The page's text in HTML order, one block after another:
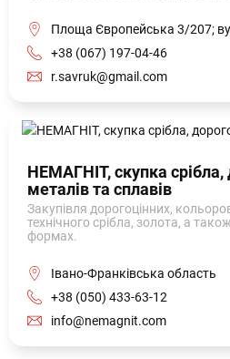
Площа Європейська 3/207;
+38 (067) 197-04-46
r.savruk@gmail.com
НЕМАГНІТ, скупка срібла,
металів та сплавів
Закупівля дорогоцінних,
технічного срібла, золота, а
формах.
Івано-Франківська область
+38 (050) 433-63-12
info@nemagnit.com